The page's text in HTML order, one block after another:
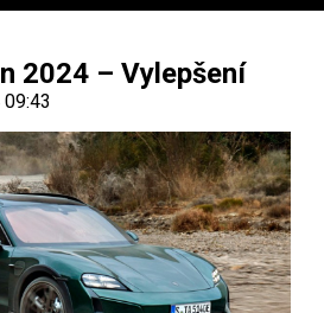
2024 – Vylepšení